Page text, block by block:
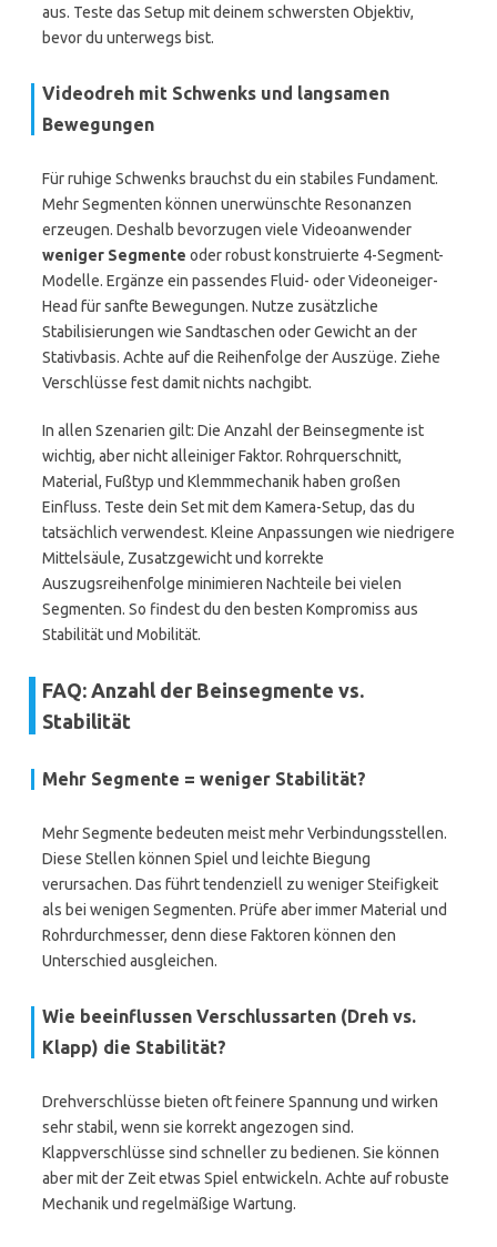
aus. Teste das Setup mit deinem schwersten Objektiv,
bevor du unterwegs bist.
Videodreh mit Schwenks und langsamen
Bewegungen
Für ruhige Schwenks brauchst du ein stabiles Fundament.
Mehr Segmenten können unerwünschte Resonanzen
erzeugen. Deshalb bevorzugen viele Videoanwender
weniger Segmente oder robust konstruierte 4-Segment-
Modelle. Ergänze ein passendes Fluid- oder Videoneiger-
Head für sanfte Bewegungen. Nutze zusätzliche
Stabilisierungen wie Sandtaschen oder Gewicht an der
Stativbasis. Achte auf die Reihenfolge der Auszüge. Ziehe
Verschlüsse fest damit nichts nachgibt.
In allen Szenarien gilt: Die Anzahl der Beinsegmente ist
wichtig, aber nicht alleiniger Faktor. Rohrquerschnitt,
Material, Fußtyp und Klemmmechanik haben großen
Einfluss. Teste dein Set mit dem Kamera-Setup, das du
tatsächlich verwendest. Kleine Anpassungen wie niedrigere
Mittelsäule, Zusatzgewicht und korrekte
Auszugsreihenfolge minimieren Nachteile bei vielen
Segmenten. So findest du den besten Kompromiss aus
Stabilität und Mobilität.
FAQ: Anzahl der Beinsegmente vs.
Stabilität
Mehr Segmente = weniger Stabilität?
Mehr Segmente bedeuten meist mehr Verbindungsstellen.
Diese Stellen können Spiel und leichte Biegung
verursachen. Das führt tendenziell zu weniger Steifigkeit
als bei wenigen Segmenten. Prüfe aber immer Material und
Rohrdurchmesser, denn diese Faktoren können den
Unterschied ausgleichen.
Wie beeinflussen Verschlussarten (Dreh vs.
Klapp) die Stabilität?
Drehverschlüsse bieten oft feinere Spannung und wirken
sehr stabil, wenn sie korrekt angezogen sind.
Klappverschlüsse sind schneller zu bedienen. Sie können
aber mit der Zeit etwas Spiel entwickeln. Achte auf robuste
Mechanik und regelmäßige Wartung.